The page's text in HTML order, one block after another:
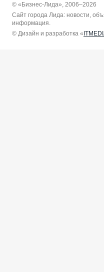
© «Бизнес-Лида», 2006–2026
Сайт города Лида: новости,
информация.
© Дизайн и разработка «